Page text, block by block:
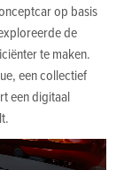
op basis
de
te maken.
een collectief
een digitaal